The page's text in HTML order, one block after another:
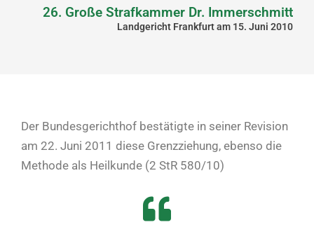
26. Große Strafkammer Dr. Immerschmitt
Landgericht Frankfurt am 15. Juni 2010
Der Bundesgerichthof bestätigte in seiner Revision
am 22. Juni 2011 diese Grenzziehung, ebenso die
Methode als Heilkunde (2 StR 580/10)